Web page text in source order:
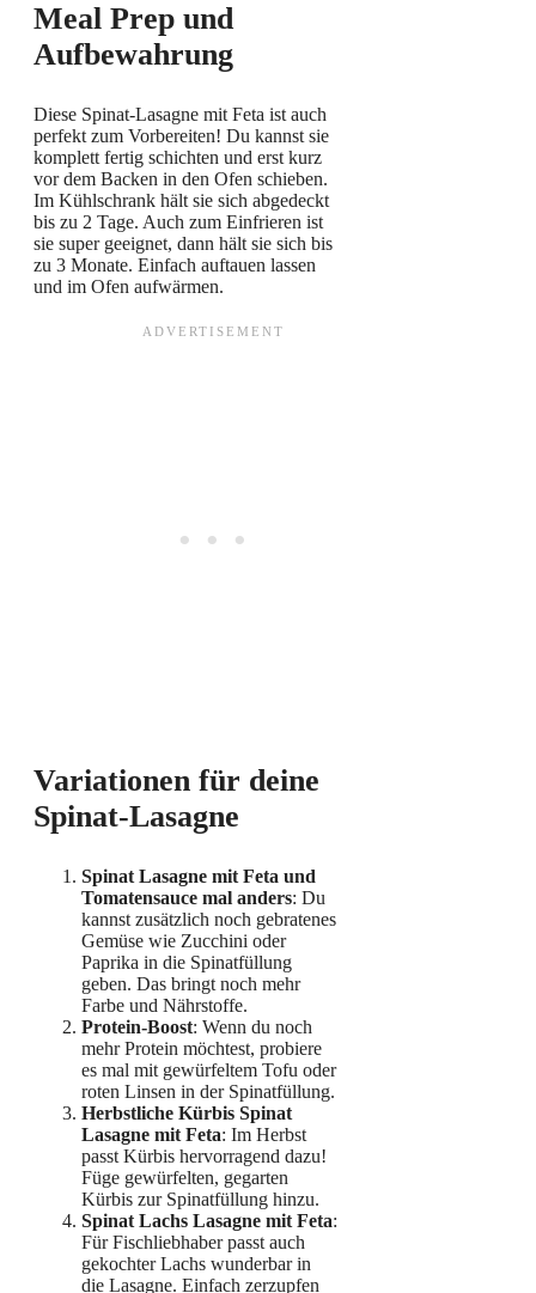
Meal Prep und
Aufbewahrung
Diese Spinat-Lasagne mit Feta ist auch
perfekt zum Vorbereiten! Du kannst sie
komplett fertig schichten und erst kurz
vor dem Backen in den Ofen schieben.
Im Kühlschrank hält sie sich abgedeckt
bis zu 2 Tage. Auch zum Einfrieren ist
sie super geeignet, dann hält sie sich bis
zu 3 Monate. Einfach auftauen lassen
und im Ofen aufwärmen.
Variationen für deine
Spinat-Lasagne
Spinat Lasagne mit Feta und
Tomatensauce mal anders: Du
kannst zusätzlich noch gebratenes
Gemüse wie Zucchini oder
Paprika in die Spinatfüllung
geben. Das bringt noch mehr
Farbe und Nährstoffe.
Protein-Boost: Wenn du noch
mehr Protein möchtest, probiere
es mal mit gewürfeltem Tofu oder
roten Linsen in der Spinatfüllung.
Herbstliche Kürbis Spinat
Lasagne mit Feta: Im Herbst
passt Kürbis hervorragend dazu!
Füge gewürfelten, gegarten
Kürbis zur Spinatfüllung hinzu.
Spinat Lachs Lasagne mit Feta:
Für Fischliebhaber passt auch
gekochter Lachs wunderbar in
die Lasagne. Einfach zerzupfen